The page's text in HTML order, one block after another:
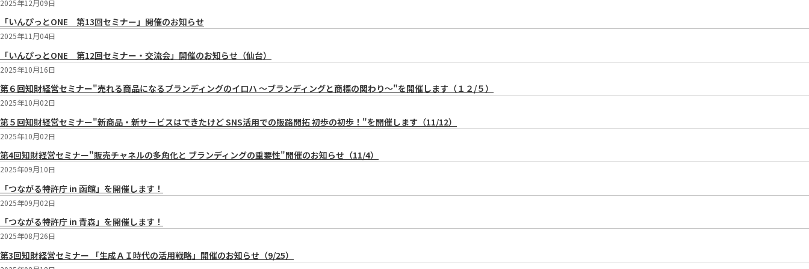
2025年12月09日
「いんぴっとONE 第13回セミナー」開催のお知らせ
2025年11月04日
「いんぴっとONE 第12回セミナー・交流会」開催のお知らせ（仙台）
2025年10月16日
第６回知財経営セミナー"売れる商品になるブランディングのイロハ ～ブランディングと商標の関わり～"を開催します（１２/５）
2025年10月02日
第５回知財経営セミナー"新商品・新サービスはできたけど SNS活用での販路開拓 初歩の初歩！"を開催します（11/12）
2025年10月02日
第4回知財経営セミナー"販売チャネルの多角化と ブランディングの重要性"開催のお知らせ（11/4）
2025年09月10日
「つながる特許庁 in 函館」を開催します！
2025年09月02日
「つながる特許庁 in 青森」を開催します！
2025年08月26日
第3回知財経営セミナー 「生成ＡＩ時代の活用戦略」開催のお知らせ（9/25）